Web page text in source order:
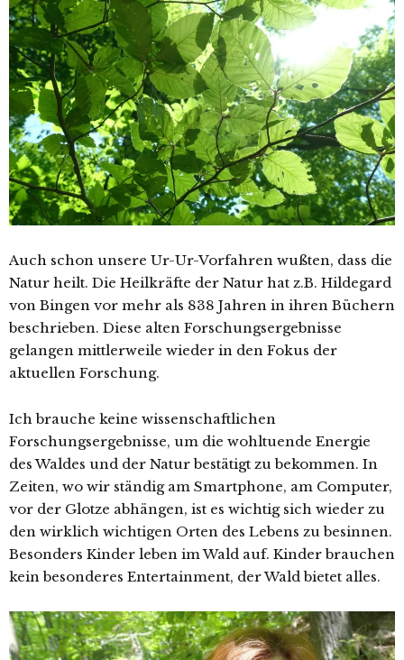
Auch schon unsere Ur-Ur-Vorfahren wußten, dass die
Natur heilt. Die Heilkräfte der Natur hat z.B. Hildegard
von Bingen vor mehr als 838 Jahren in ihren Büchern
beschrieben. Diese alten Forschungsergebnisse
gelangen mittlerweile wieder in den Fokus der
aktuellen Forschung.
Ich brauche keine wissenschaftlichen
Forschungsergebnisse, um die wohltuende Energie
des Waldes und der Natur bestätigt zu bekommen. In
Zeiten, wo wir ständig am Smartphone, am Computer,
vor der Glotze abhängen, ist es wichtig sich wieder zu
den wirklich wichtigen Orten des Lebens zu besinnen.
Besonders Kinder leben im Wald auf. Kinder brauchen
kein besonderes Entertainment, der Wald bietet alles.